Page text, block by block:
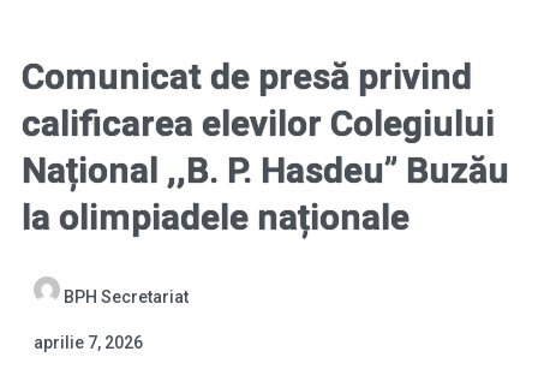
Comunicat de presă privind
calificarea elevilor Colegiului
Național ,,B. P. Hasdeu” Buzău
la olimpiadele naționale
BPH Secretariat
aprilie 7, 2026